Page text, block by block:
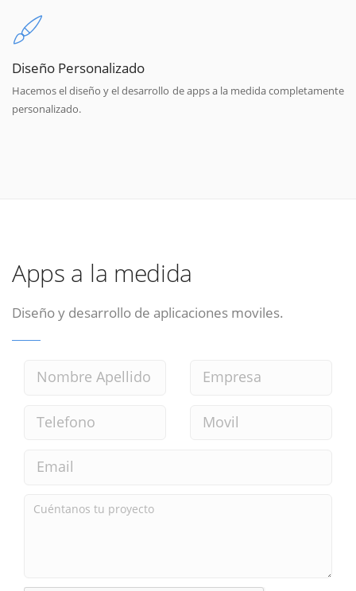
Diseño Personalizado
Hacemos el diseño y el desarrollo de apps a la medida completamente
personalizado.
Apps a la medida
Diseño y desarrollo de aplicaciones moviles.